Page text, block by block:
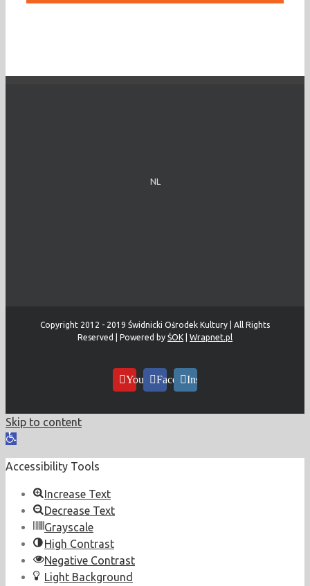
NL
Copyright 2012 - 2019 Świdnicki Ośrodek Kultury | All Rights
Reserved | Powered by ŚOK Wrapnet.pl
YouTubeFacebookInstagram
Skip to content
Open
Accessibility Tools
Increase Text
Decrease Text
Grayscale
High Contrast
Negative Contrast
Light Background